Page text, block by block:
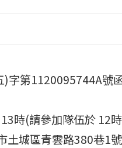
字第1120095744A號
時(請參加隊伍於 12
土城區青雲路380巷1